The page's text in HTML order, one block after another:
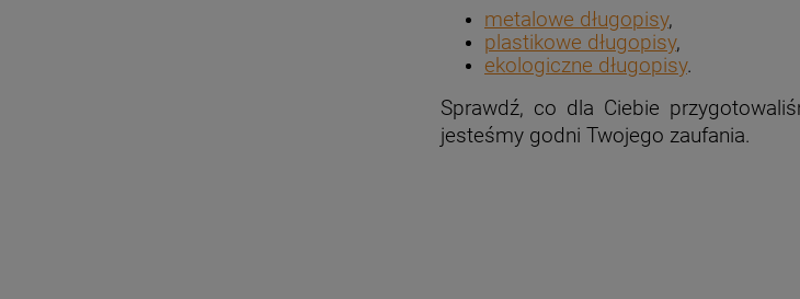
metalowe długopisy,
plastikowe długopisy,
ekologiczne długopisy.
Sprawdź, co dla Ciebie
jesteśmy godni Twojego zaufania.